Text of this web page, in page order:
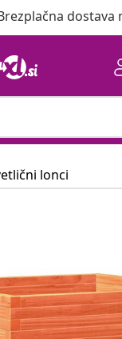
dostava
lonci